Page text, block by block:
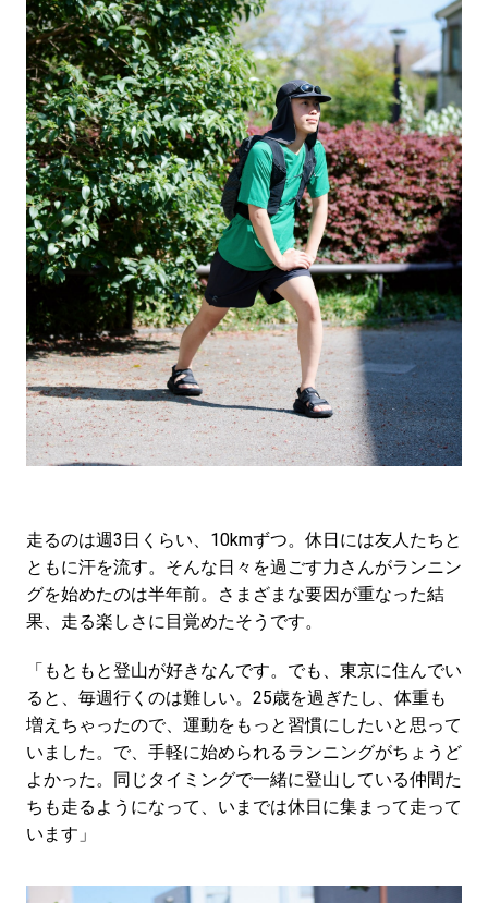
走るのは週3日くらい、10kmずつ。休日には友人たちと
ともに汗を流す。そんな日々を過ごす力さんがランニン
グを始めたのは半年前。さまざまな要因が重なった結
果、走る楽しさに目覚めたそうです。
「もともと登山が好きなんです。でも、東京に住んでい
ると、毎週行くのは難しい。25歳を過ぎたし、体重も
増えちゃったので、運動をもっと習慣にしたいと思って
いました。で、手軽に始められるランニングがちょうど
よかった。同じタイミングで一緒に登山している仲間た
ちも走るようになって、いまでは休日に集まって走って
います」